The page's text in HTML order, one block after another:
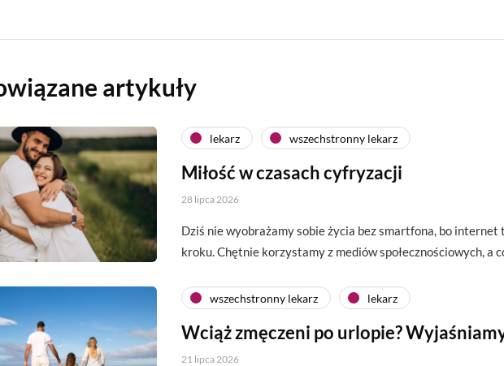
artykuły
lekarz wszechstronny lekarz
Miłość w czasach cyfryzacji
28 lipca 2026
Dziś nie wyobrażamy sobie życia bez smartfona, bo internet
kroku. Chętnie korzystamy z mediów społecznościowych, a
wszechstronny lekarz lekarz
Wciąż zmęczeni po urlopie?
21 lipca 2026